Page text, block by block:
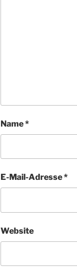
Name*
E-Mail-Adresse*
Website